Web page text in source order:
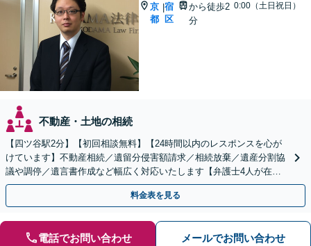
京
都
|宿
区
から徒歩2
分
0:00（土日祝日）
不動産・土地の相続
【四ツ谷駅2分】【初回相談無料】【24時間以内のレスポンスを心が
けています】不動産相続／遺留分侵害額請求／相続放棄／遺産分割協
議や調停／遺言書作成など幅広く対応いたします【弁護士4人が在籍
する事務所】
料金表を見る
電話でお問い合わせ メールでお問い合わせ